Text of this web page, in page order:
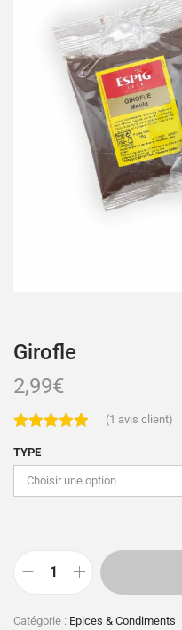
Girofle
2,99€
(1 avis client)
TYPE
Catégorie : Epices & Condiments